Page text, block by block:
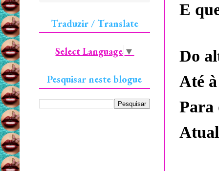
E
Do
Até
Para
Traduzir / Translate
Select Language ▼
Pesquisar neste blogue